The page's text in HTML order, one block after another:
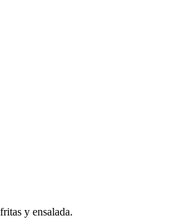
y ensalada.